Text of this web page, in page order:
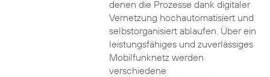
denen die Prozesse dank digitaler
Vernetzung hochautomatisiert und
selbstorganisiert ablaufen. Über ein
leistungsfähiges und zuverlässiges
Mobilfunknetz werden
verschiedene